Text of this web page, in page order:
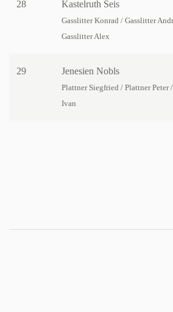
28 Kastelruth Seis
Gasslitter Konrad / Gasslitter
Gasslitter Alex
29 Jenesien Nobls
Plattner Siegfried / Plattner Peter
Ivan